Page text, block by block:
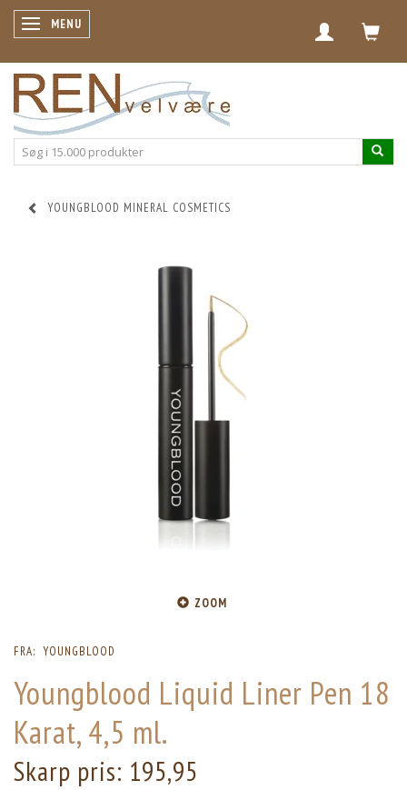
SKIFTE NAVIGATION
MENU
YOUNGBLOOD MINERAL COSMETICS
ZOOM
FRA: YOUNGBLOOD
Youngblood Liquid Liner Pen 18
Karat, 4,5 ml.
Skarp pris: 195,95